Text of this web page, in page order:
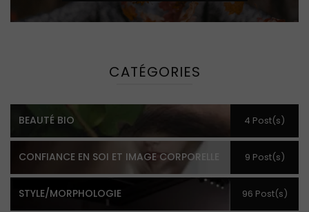
CATÉGORIES
BEAUTÉ BIO 4 Post(s)
CONFIANCE EN SOI ET IMAGE CORPORELLE 9 Post(s)
STYLE/MORPHOLOGIE 96 Post(s)